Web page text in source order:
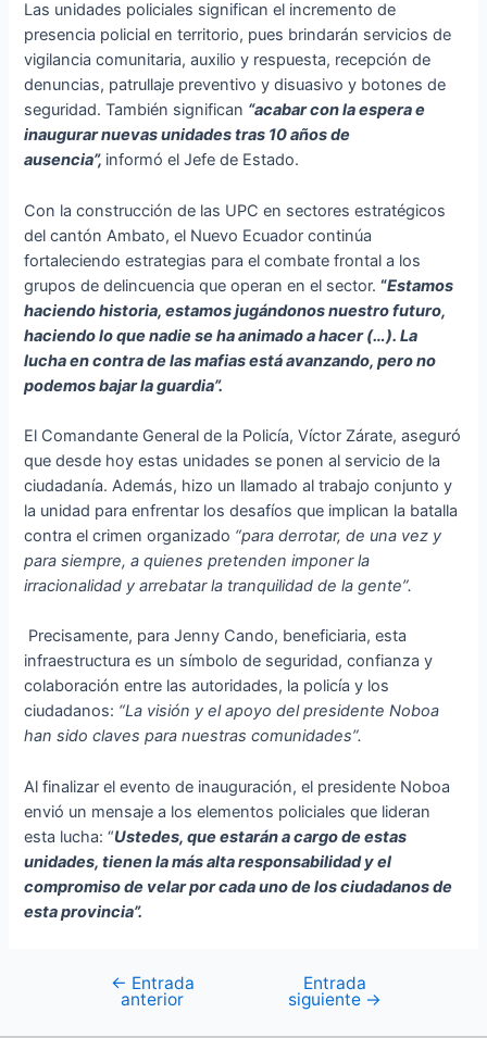
Las unidades policiales significan el incremento de
presencia policial en territorio, pues brindarán servicios de
vigilancia comunitaria, auxilio y respuesta, recepción de
denuncias, patrullaje preventivo y disuasivo y botones de
seguridad. También significan “acabar con la espera e
inaugurar nuevas unidades tras 10 años de
ausencia”, informó el Jefe de Estado.
Con la construcción de las UPC en sectores estratégicos
del cantón Ambato, el Nuevo Ecuador continúa
fortaleciendo estrategias para el combate frontal a los
grupos de delincuencia que operan en el sector.“Estamos
haciendo historia, estamos jugándonos nuestro futuro,
haciendo lo que nadie se ha animado a hacer (…). La
lucha en contra de las mafias está avanzando, pero no
podemos bajar la guardia”.
El Comandante General de la Policía, Víctor Zárate, aseguró
que desde hoy estas unidades se ponen al servicio de la
ciudadanía. Además, hizo un llamado al trabajo conjunto y
la unidad para enfrentar los desafíos que implican la batalla
contra el crimen organizado “para derrotar, de una vez y
para siempre, a quienes pretenden imponer la
irracionalidad y arrebatar la tranquilidad de la gente”.
Precisamente, para Jenny Cando, beneficiaria, esta
infraestructura es un símbolo de seguridad, confianza y
colaboración entre las autoridades, la policía y los
ciudadanos: “La visión y el apoyo del presidente Noboa
han sido claves para nuestras comunidades”.
Al finalizar el evento de inauguración, el presidente Noboa
envió un mensaje a los elementos policiales que lideran
esta lucha: “Ustedes, que estarán a cargo de estas
unidades, tienen la más alta responsabilidad y el
compromiso de velar por cada uno de los ciudadanos de
esta provincia”.
← Entrada
anterior
Entrada
siguiente →